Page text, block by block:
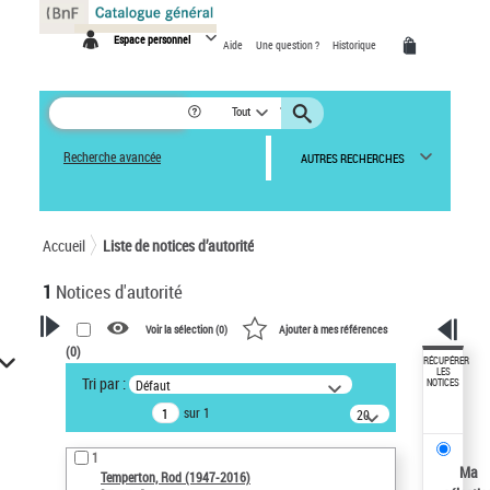
Espace personnel Aide Une question ? Historique
Tout
Recherche avancée AUTRES RECHERCHES
Accueil Liste de notices d’autorité
1 Notices d'autorité
VOTRE RECHERCHE
Recherche avancée dans les
notices d’autorité
Œuvres liées à l'auteur :
Temperton, Rod (1947-2016)
Voir la sélection (0) Ajouter à mes références
(0)
Tri par : Défaut
sur 1
20
résultats/page
1
Temperton, Rod (1947-2016)
RÉCUPÉRER
LES
NOTICES
Ma
Panneau de gestion des cookies